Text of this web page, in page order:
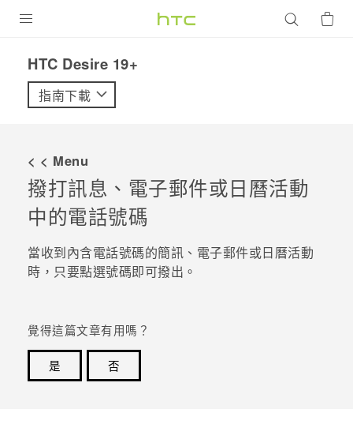
VIVE
配件
VIVERSE
優惠專區
焦點訊息
企業採購
銷售門市
VIVELAND
登入
‎HTC Desire 19+‎‎
指南下載
< < Menu
撥打訊息、電子郵件或日曆活動
中的電話號碼
當收到內含電話號碼的簡訊、電子郵件或日曆活動
時，只要點選號碼即可撥出。
覺得這篇文章有用嗎？
是
否